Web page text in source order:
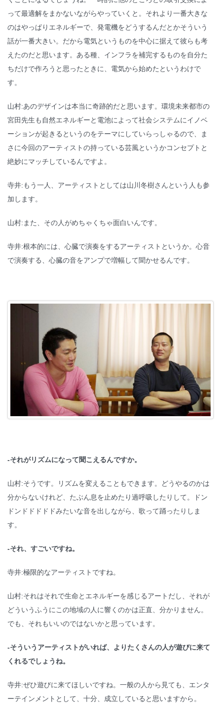
って最適解をまかないながらやっていくと。それより一番大きな
のはやっぱりエネルギーで、発電機をどうするんだとかそういう
話が一番大きい。だから電気というものを中心に据えて彼らも考
えたのだと思います。ある種、インフラを補完するものを自分た
ちだけで作ろうと思ったときに、電気から始めたというわけで
す。
山村:あのデザインは本当に奇跡的だと思います。環境未来都市の
宮田先生も自然エネルギーと電池によって社会システムにイノベ
ーションが起きるというのをテーマにしていらっしゃるので、ま
さに今回のアーティストの持っている芸風というかコンセプトと
絶妙にマッチしているんですよ。
寺井:もう一人、アーティストとしては山川冬樹さんという人も参
加します。
山村:また、その人がめちゃくちゃ面白いんです。
寺井:根本的には、心臓で演奏をするアーティストというか。心音
で演奏する、心臓の音をアンプで増幅して聞かせるんです。
-それがリズムになって聞こえるんですか。
山村:そうです。リズムを変えることもできます。どうやるのかは
分からないけれど、たぶん息を止めたり過呼吸したりして。ドン
ドンドドドドドみたいな音を出しながら、歌って踊ったりしま
す。
-それ、すごいですね。
寺井:極限的なアーティストですね。
山村:それはそれで生命とエネルギーを感じるアートだし、それが
どういうふうにこの地域の人に響くのかは正直、分かりません。
でも、それもいいのではないかと思っています。
-そういうアーティストがいれば、よりたくさんの人が遊びに来て
くれるでしょうね。
寺井:ぜひ遊びに来てほしいですね。一般の人から見ても、エンタ
ーテインメントとして、十分、成立していると思いますから。